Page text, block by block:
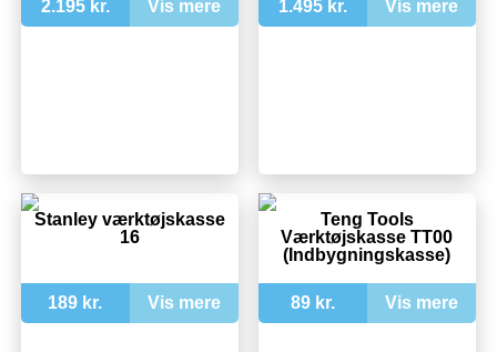
2.195 kr. Vis mere 1.495 kr. Vis mere
Stanley værktøjskasse
16
189 kr. Vis mere
Teng Tools
Værktøjskasse TT00
(Indbygningskasse)
89 kr. Vis mere